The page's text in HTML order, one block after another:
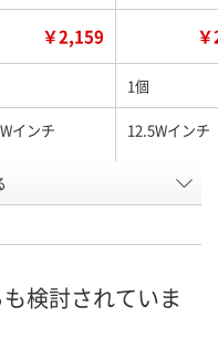
￥2,159
1個
インチ 12.5Wインチ
WU54027
検討されていま